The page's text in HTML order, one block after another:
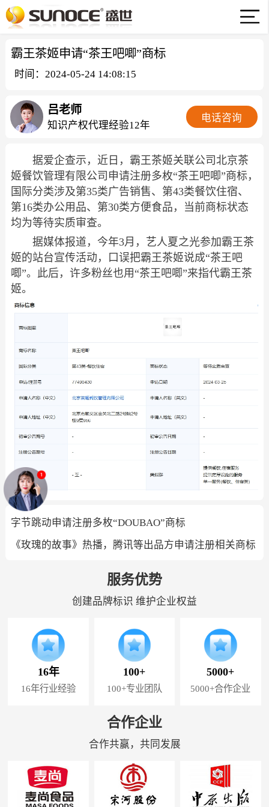
霸王茶姬申请“茶王吧唧”商标
时间：2024-05-24 14:08:15
吕老师
知识产权代理经验12年
电话咨询
据爱企查示，近日，霸王茶姬关联公司北京茶
姬餐饮管理有限公司申请注册多枚“茶王吧唧”商标，
国际分类涉及第35类广告销售、第43类餐饮住宿、
第16类办公用品、第30类方便食品，当前商标状态
均为等待实质审查。
据媒体报道，今年3月，艺人夏之光参加霸王茶
姬的站台宣传活动，口误把霸王茶姬说成“茶王吧
唧”。此后，许多粉丝也用“茶王吧唧”来指代霸王茶
姬。
字节跳动申请注册多枚“DOUBAO”商标
《玫瑰的故事》热播，腾讯等出品方申请注册相关商标
服务优势
创建品牌标识 维护企业权益
16年
16年行业经验
100+
100+专业团队
5000+
5000+合作企业
合作企业
合作共赢，共同发展